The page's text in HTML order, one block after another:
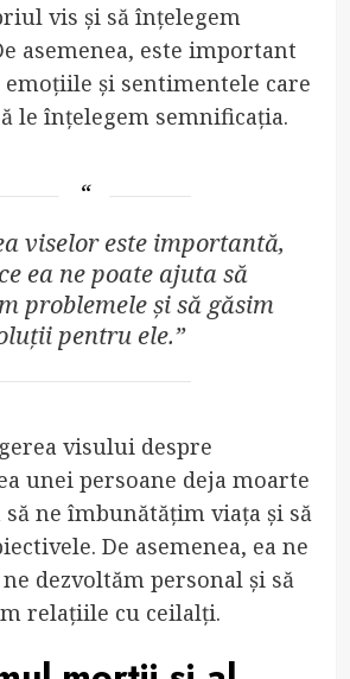
vis și să înțelegem
asemenea, este important
și sentimentele care
le înțelegem semnificația.
viselor este importantă,
ea ne poate ajuta să
problemele și să găsim
pentru ele.”
visului despre
unei persoane deja moarte
ne îmbunătățim viața și să
De asemenea, ea ne
dezvoltăm personal și să
relațiile cu ceilalți.